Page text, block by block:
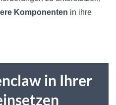
Komponenten in ihre